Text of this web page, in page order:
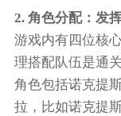
2. 角色分配：发
游戏内有四位核
理搭配队伍是通
角色包括诺克提
拉，比如诺克提